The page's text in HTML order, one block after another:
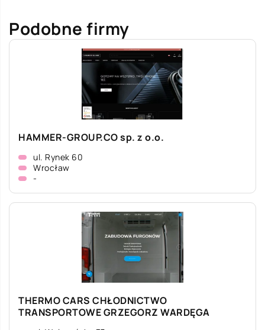
Podobne firmy
HAMMER-GROUP.CO sp. z o.o.
ul. Rynek 60
Wrocław
-
THERMO CARS CHŁODNICTWO
TRANSPORTOWE GRZEGORZ WARDĘGA